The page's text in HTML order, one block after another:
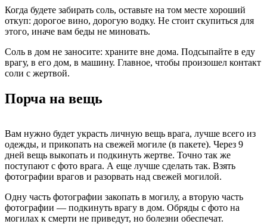
Когда будете забирать соль, оставьте на том месте хороший
откуп: дорогое вино, дорогую водку. Не стоит скупиться для
этого, иначе вам беды не миновать.
Соль в дом не заносите: храните вне дома. Подсыпайте в еду
врагу, в его дом, в машину. Главное, чтобы произошел контакт
соли с жертвой.
Порча на вещь
Вам нужно будет украсть личную вещь врага, лучше всего из
одежды, и прикопать на свежей могиле (в пакете). Через 9
дней вещь выкопать и подкинуть жертве. Точно так же
поступают с фото врага. А еще лучше сделать так. Взять
фотографии врагов и разорвать над свежей могилой.
Одну часть фотографии закопать в могилу, а вторую часть
фотографии — подкинуть врагу в дом. Обряды с фото на
могилах к смерти не приведут, но болезни обеспечат.